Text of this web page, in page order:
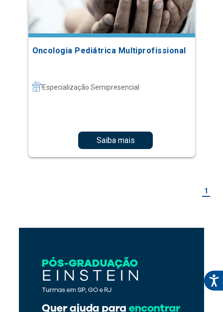
Oncologia Pediátrica Multiprofissional
Especialização Semipresencial
Saiba mais
1